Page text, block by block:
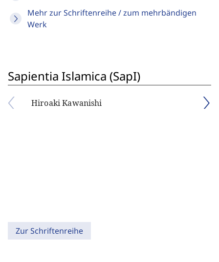
Mehr zur Schriftenreihe / zum mehrbändigen
Werk
Sapientia Islamica (SapI)
Hiroaki Kawanishi
Zur Schriftenreihe